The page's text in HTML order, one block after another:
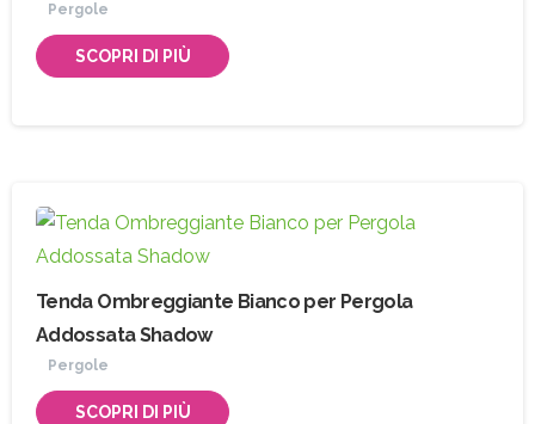
Pergole
SCOPRI DI PIÙ
Tenda Ombreggiante Bianco per Pergola
Addossata Shadow
Pergole
SCOPRI DI PIÙ